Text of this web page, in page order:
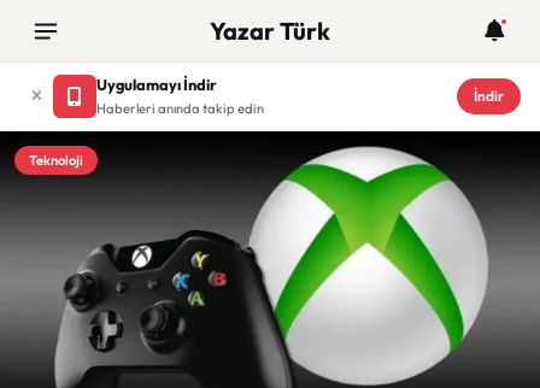
Yazar Türk
Uygulamayı İndir
Haberleri anında takip edin
İndir
Teknoloji